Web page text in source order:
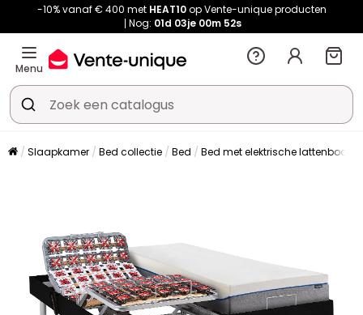
-10% vanaf € 400 met HEAT10op Vente-unique producten
Nog: 01d 03je 00m 51s
Menu
Slaapkamer Bed collectie Bed Bed met elektrische lattenbodem